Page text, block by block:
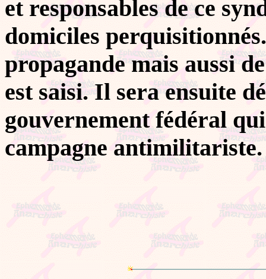
et responsables de ce
domiciles
propagande mais aussi
est saisi. Il sera ensuite
gouvernement fédéral
campagne antimilitariste.